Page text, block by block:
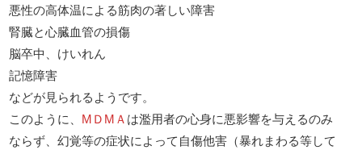
悪性の高体温による筋肉の著しい障害
腎臓と心臓血管の損傷
脳卒中、けいれん
記憶障害
などが見られるようです。
このように、 МＤМＡ は濫用者の心身に悪影響を与えるのみ
ならず、幻覚等の症状によって自傷他害（暴れまわる等して